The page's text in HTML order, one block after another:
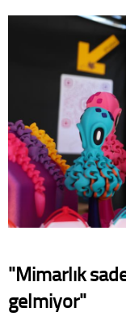
"Mimarlık
gelmiyor"